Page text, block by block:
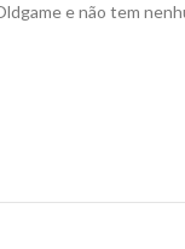
e não tem